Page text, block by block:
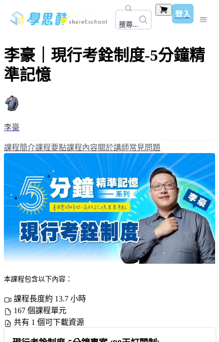
搜尋...
登入
李豪｜現行考銓制度-5分鐘精
準記憶
李豪
課程簡介課程要點課程內容關於講師常見問題
本課程包含以下內容：
課程長度約 13.7 小時
167 個課程單元
共有 1 個可下載資源